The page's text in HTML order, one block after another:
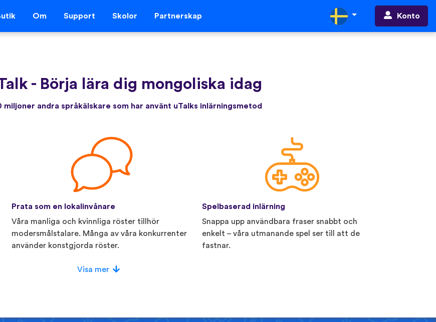
Om Support Skolor Partnerskap Konto
- Börja lära dig mongoliska idag
miljoner andra språkälskare som har använt uTalks inlärningsmetod
Prata som en lokalinvånare
Våra manliga och kvinnliga röster tillhör
modersmålstalare. Många av våra konkurrenter
använder konstgjorda röster.
Spelbaserad inlärning
Snappa upp användbara fraser snabbt och
enkelt – våra utmanande spel ser till att de
fastnar.
Visa mer